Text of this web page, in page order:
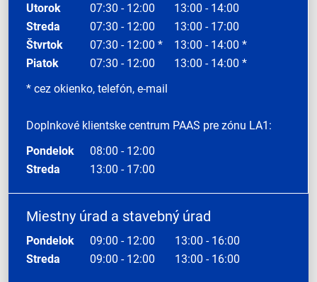
Utorok
07:30 - 12:00
13:00 - 14:00
Streda
07:30 - 12:00
13:00 - 17:00
Štvrtok
07:30 - 12:00 *
13:00 - 14:00 *
Piatok
07:30 - 12:00
13:00 - 14:00 *
* cez okienko, telefón, e-mail
Doplnkové klientske centrum PAAS pre zónu LA1:
Pondelok
08:00 - 12:00
Streda
13:00 - 17:00
Miestny úrad a stavebný úrad
Pondelok 09:00 - 12:00
13:00 - 16:00
Streda
09:00 - 12:00 13:00 - 16:00